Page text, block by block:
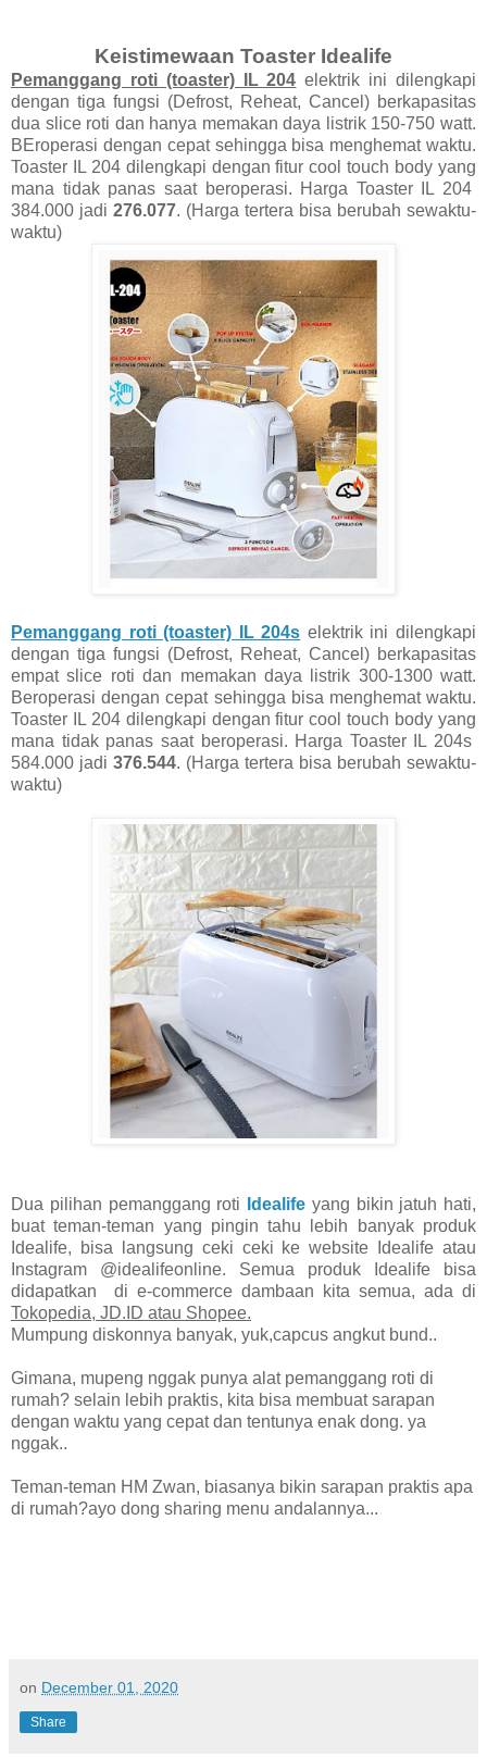
Keistimewaan Toaster Idealife
Pemanggang roti (toaster) IL 204 elektrik ini dilengkapi
dengan tiga fungsi (Defrost, Reheat, Cancel) berkapasitas
dua slice roti dan hanya memakan daya listrik 150-750 watt.
BEroperasi dengan cepat sehingga bisa menghemat waktu.
Toaster IL 204 dilengkapi dengan fitur cool touch body yang
mana tidak panas saat beroperasi. Harga Toaster IL 204
384.000 jadi 276.077. (Harga tertera bisa berubah sewaktu-
waktu)
Pemanggang roti (toaster) IL 204s elektrik ini dilengkapi
dengan tiga fungsi (Defrost, Reheat, Cancel) berkapasitas
empat slice roti dan memakan daya listrik 300-1300 watt.
Beroperasi dengan cepat sehingga bisa menghemat waktu.
Toaster IL 204 dilengkapi dengan fitur cool touch body yang
mana tidak panas saat beroperasi. Harga Toaster IL 204s
584.000 jadi 376.544. (Harga tertera bisa berubah sewaktu-
waktu)
Dua pilihan pemanggang roti Idealife yang bikin jatuh hati,
buat teman-teman yang pingin tahu lebih banyak produk
Idealife, bisa langsung ceki ceki ke website Idealife atau
Instagram @idealifeonline. Semua produk Idealife bisa
didapatkan di e-commerce dambaan kita semua, ada di
Tokopedia, JD.ID atau Shopee.
Mumpung diskonnya banyak, yuk,capcus angkut bund..
Gimana, mupeng nggak punya alat pemanggang roti di
rumah? selain lebih praktis, kita bisa membuat sarapan
dengan waktu yang cepat dan tentunya enak dong. ya
nggak..
Teman-teman HM Zwan, biasanya bikin sarapan praktis apa
di rumah?ayo dong sharing menu andalannya...
on December 01, 2020
Share